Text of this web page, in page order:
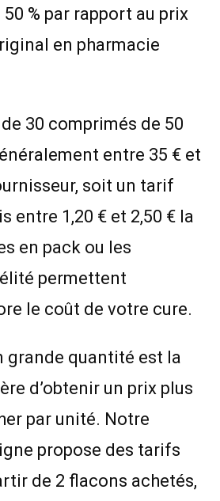
% par rapport au prix
en pharmacie
30 comprimés de 50
entre 35 € et
soit un tarif
entre 1,20 € et 2,50 € la
en pack ou les
permettent
le coût de votre cure.
grande quantité est la
d’obtenir un prix plus
par unité. Notre
propose des tarifs
de 2 flacons achetés,